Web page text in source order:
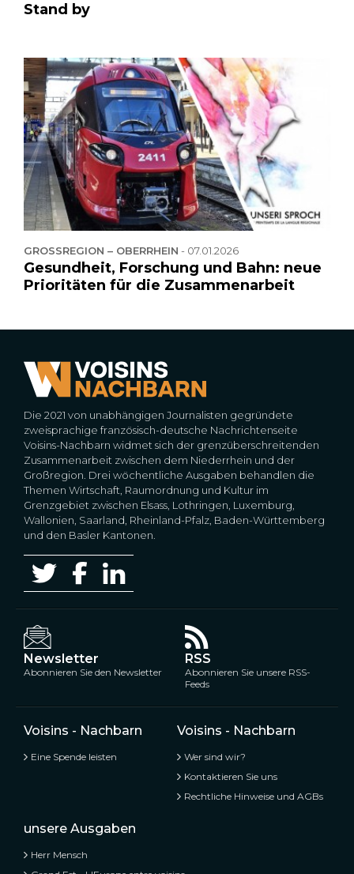
Stand by
GROSSREGION – OBERRHEIN - 07.01.2026
Gesundheit, Forschung und Bahn: neue
Prioritäten für die Zusammenarbeit
Die 2021 von unabhängigen Journalisten gegründete
zweisprachige französisch-deutsche Nachrichtenseite
Voisins-Nachbarn widmet sich der grenzüberschreitenden
Zusammenarbeit zwischen dem Niederrhein und der
Großregion. Drei wöchentliche Ausgaben behandlen die
Themen Wirtschaft, Raumordnung und Kultur im
Grenzgebiet zwischen Elsass, Lothringen, Luxemburg,
Wallonien, Saarland, Rheinland-Pfalz, Baden-Württemberg
und den Basler Kantonen.
Newsletter
Abonnieren Sie den Newsletter
RSS
Abonnieren Sie unsere RSS-
Feeds
Voisins - Nachbarn
Eine Spende leisten
Voisins - Nachbarn
Wer sind wir?
Kontaktieren Sie uns
Rechtliche Hinweise und AGBs
unsere Ausgaben
Herr Mensch